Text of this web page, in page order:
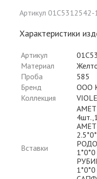
Артикул 01С5312542-
Характеристики
Артикул
Материал
Проба
585
Бренд
ООО
Коллекция
Вставки
1*0*0
1*0*0